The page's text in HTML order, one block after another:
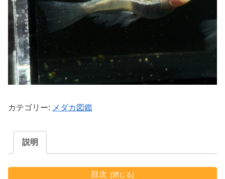
カテゴリー: メダカ図鑑
説明
目次